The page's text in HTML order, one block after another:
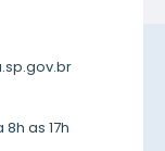
as 17h